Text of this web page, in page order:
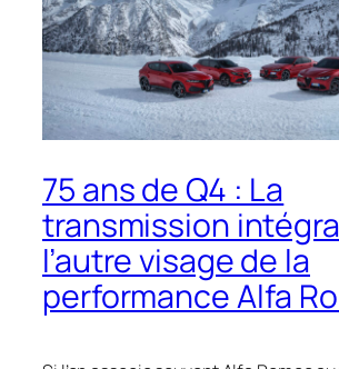
75 ans de Q4 : La
transmission
l’autre visage de la
performance Alfa